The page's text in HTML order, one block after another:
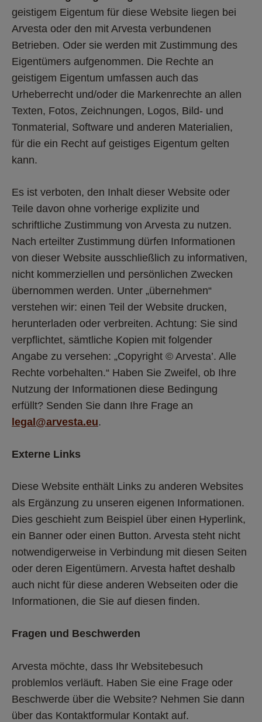
geistigem Eigentum für diese Website liegen bei
Arvesta oder den mit Arvesta verbundenen
Betrieben. Oder sie werden mit Zustimmung des
Eigentümers aufgenommen. Die Rechte an
geistigem Eigentum umfassen auch das
Urheberrecht und/oder die Markenrechte an allen
Texten, Fotos, Zeichnungen, Logos, Bild- und
Tonmaterial, Software und anderen Materialien,
für die ein Recht auf geistiges Eigentum gelten
kann.
Es ist verboten, den Inhalt dieser Website oder
Teile davon ohne vorherige explizite und
schriftliche Zustimmung von Arvesta zu nutzen.
Nach erteilter Zustimmung dürfen Informationen
von dieser Website ausschließlich zu informativen,
nicht kommerziellen und persönlichen Zwecken
übernommen werden. Unter „übernehmen“
verstehen wir: einen Teil der Website drucken,
herunterladen oder verbreiten. Achtung: Sie sind
verpflichtet, sämtliche Kopien mit folgender
Angabe zu versehen: „Copyright © Arvesta’. Alle
Rechte vorbehalten.“ Haben Sie Zweifel, ob Ihre
Nutzung der Informationen diese Bedingung
erfüllt? Senden Sie dann Ihre Frage an
legal@arvesta.eu.
Externe Links
Diese Website enthält Links zu anderen Websites
als Ergänzung zu unseren eigenen Informationen.
Dies geschieht zum Beispiel über einen Hyperlink,
ein Banner oder einen Button. Arvesta steht nicht
notwendigerweise in Verbindung mit diesen Seiten
oder deren Eigentümern. Arvesta haftet deshalb
auch nicht für diese anderen Webseiten oder die
Informationen, die Sie auf diesen finden.
Fragen und Beschwerden
Arvesta möchte, dass Ihr Websitebesuch
problemlos verläuft. Haben Sie eine Frage oder
Beschwerde über die Website? Nehmen Sie dann
über das Kontaktformular Kontakt auf.